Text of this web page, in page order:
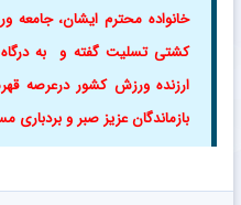
خانواده محترم ایشان،
کشتی تسلیت گفته و به
ارزنده ورزش کشور درعرصه
بازماندگان عزیز صبر و بردباری